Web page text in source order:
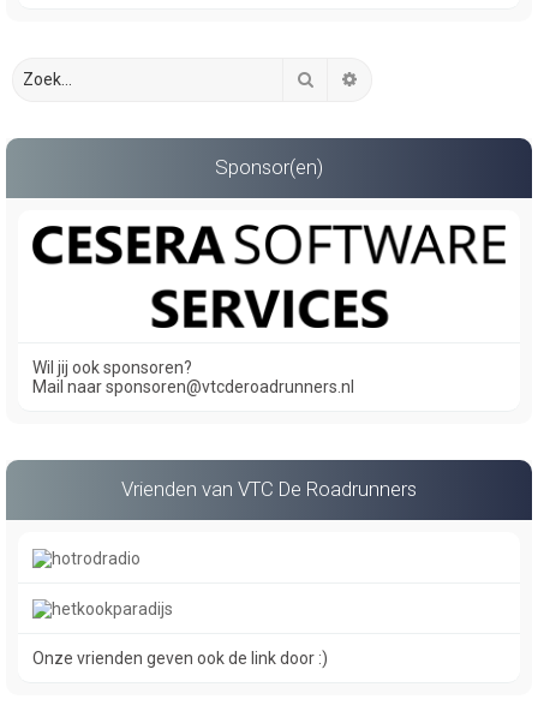
Zoek
Sponsor(en)
Wil jij ook sponsoren?
Mail naar sponsoren@vtcderoadrunners.nl
Vrienden van VTC De Roadrunners
Onze vrienden geven ook de link door :)